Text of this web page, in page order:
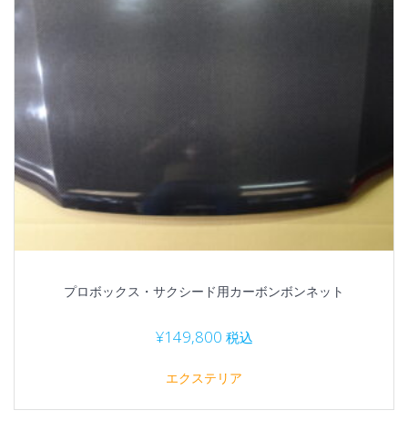
プロボックス・サクシード用カーボンボンネット
¥149,800 税込
エクステリア